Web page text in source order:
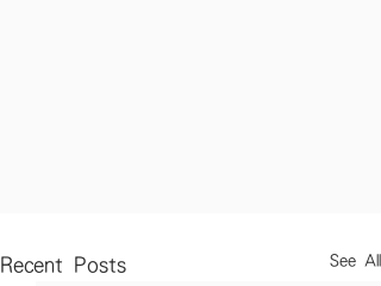
Recent Posts See All